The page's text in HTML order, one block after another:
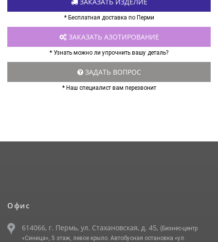
* Бесплатная доставка по Перми
ЗАКАЗАТЬ АЗОТИРОВАНИЕ
* Узнать можно ли упрочнить вашу деталь?
ЗАДАТЬ ВОПРОС
* Наш специалист вам перезвонит
Офис
614066, г. Пермь, ул. Стахановская, д. 45, (Бизнес-центр
«Синица», 5 этаж, левое крыло. Автобусная остановка «ул.